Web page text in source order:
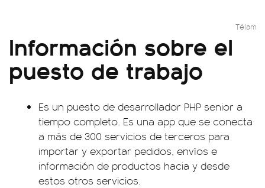
Télam
Información sobre el
puesto de trabajo
Es un puesto de desarrollador PHP senior a
tiempo completo. Es una app que se conecta
a más de 300 servicios de terceros para
importar y exportar pedidos, envíos e
información de productos hacia y desde
estos otros servicios.